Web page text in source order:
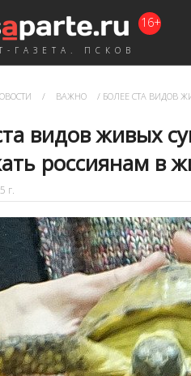
ГАЗЕТА. ПСКОВ
16+
/ ВАЖНО / БОЛЕЕ СТА ВИДОВ
видов живых
россиянам в
г.